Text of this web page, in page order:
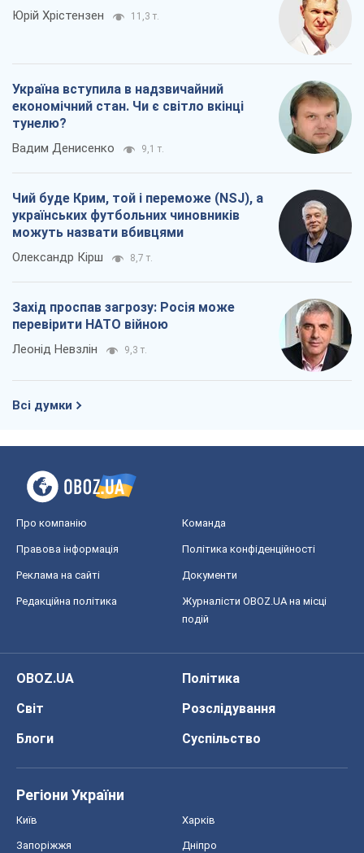
Юрій Хрістензен 11,3 т.
Україна вступила в надзвичайний
економічний стан. Чи є світло вкінці
тунелю?
Вадим Денисенко 9,1 т.
Чий буде Крим, той і переможе (NSJ), а
українських футбольних чиновників
можуть назвати вбивцями
Олександр Кірш 8,7 т.
Захід проспав загрозу: Росія може
перевірити НАТО війною
Леонід Невзлін 9,3 т.
Всі думки
Про компанію Команда
Правова інформація Політика конфіденційності
Реклама на сайті Документи
Редакційна політика
Журналісти OBOZ.UA на місці
подій
OBOZ.UA
Політика
Світ
Розслідування
Блоги
Суспільство
Регіони України
Київ Харків
Запоріжжя Дніпро